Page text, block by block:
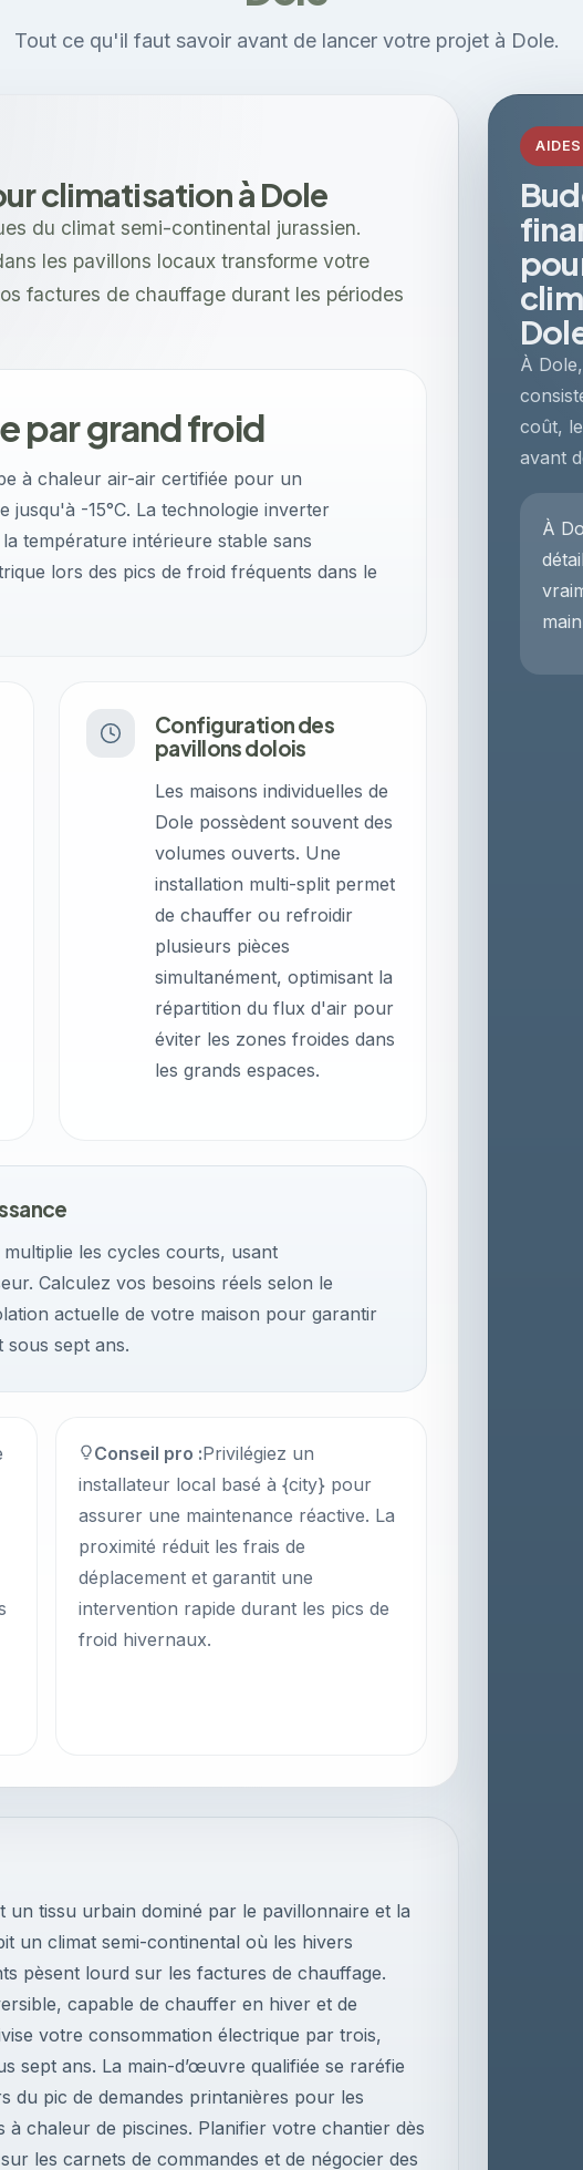
Tout ce qu'il faut savoir avant de lancer votre projet à Dole.
tissu urbain dominé par le pavillonnaire et la
un climat semi-continental où les hivers
pèsent lourd sur les factures de chauffage.
capable de chauffer en hiver et de
votre consommation électrique par trois,
sept ans. La main-d’œuvre qualifiée se raréfie
du pic de demandes printanières pour les
à chaleur de piscines. Planifier votre chantier dès
les carnets de commandes et de négocier des
climatisation à Dole
du climat semi-continental jurassien.
les pavillons locaux transforme votre
factures de chauffage durant les périodes
par grand froid
à chaleur air-air certifiée pour un
jusqu'à -15°C. La technologie inverter
température intérieure stable sans
lors des pics de froid fréquents dans le
Configuration des
pavillons dolois
Les maisons individuelles de
Dole possèdent souvent des
volumes ouverts. Une
installation multi-split permet
de chauffer ou refroidir
plusieurs pièces
simultanément, optimisant la
répartition du flux d'air pour
éviter les zones froides dans
les grands espaces.
les cycles courts, usant
Calculez vos besoins réels selon le
actuelle de votre maison pour garantir
sept ans.
Conseil pro :Privilégiez un
installateur local basé à {city} pour
assurer une maintenance réactive. La
proximité réduit les frais de
déplacement et garantit une
intervention rapide durant les pics de
froid hivernaux.
À
coût,
avant
À